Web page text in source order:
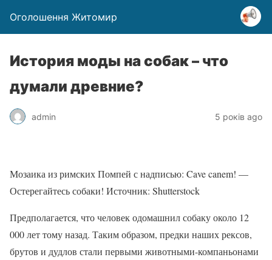
Оголошення Житомир
История моды на собак – что
думали древние?
admin 5 років ago
Мозаика из римских Помпей с надписью: Cave canem! —
Остерегайтесь собаки! Источник: Shutterstock
Предполагается, что человек одомашнил собаку около 12
000 лет тому назад. Таким образом, предки наших рексов,
брутов и дудлов стали первыми животными-компаньонами